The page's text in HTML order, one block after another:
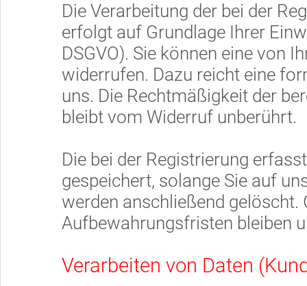
Die Verarbeitung der bei der
erfolgt auf Grundlage Ihrer
DSGVO). Sie können eine von
widerrufen. Dazu reicht eine
uns. Die Rechtmäßigkeit der
bleibt vom Widerruf unberührt.
Die bei der Registrierung
gespeichert, solange Sie auf
werden anschließend gelöscht.
Aufbewahrungsfristen bleiben
Verarbeiten von Daten